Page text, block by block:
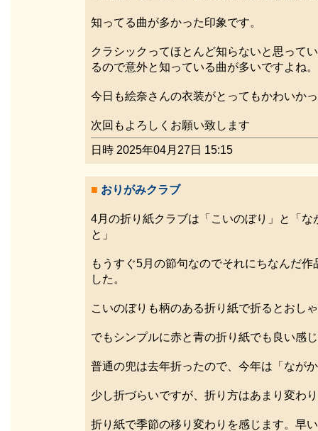
知ってる曲が多かった印象です。
クラシックってほとんど知らないと思って
るので意外と知っている曲が多いですよね。
今日も絵奈さんの衣装がとってもかわいか
次回もよろしくお願い致します
日時 2025年04月27日 15:15
■ おりがみクラブ
4月の折り紙クラブは「こいのぼり」と「な
と」
もうすぐ5月の節句なのでそれにちなんだ作
した。
こいのぼりも柄のある折り紙で折るとおし
でもシンプルに赤と青の折り紙でも良い感
普通の兜は去年折ったので、今年は「なが
少し折づらいですが、折り方はあまり変わ
折り紙で季節の移り変わりを感じます。早